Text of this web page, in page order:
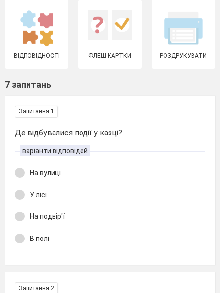
ВІДПОВІДНОСТІ ФЛЕШ-КАРТКИ РОЗДРУКУВАТИ
7 запитань
Запитання 1
Де відбувалися події у казці?
варіанти відповідей
На вулиці
У лісі
На подвір'ї
В полі
Запитання 2